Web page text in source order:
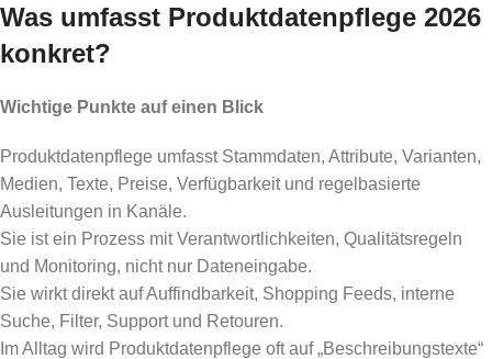
Was umfasst Produktdatenpflege 2026
konkret?
Wichtige Punkte auf einen Blick
Produktdatenpflege umfasst Stammdaten, Attribute, Varianten,
Medien, Texte, Preise, Verfügbarkeit und regelbasierte
Ausleitungen in Kanäle.
Sie ist ein Prozess mit Verantwortlichkeiten, Qualitätsregeln
und Monitoring, nicht nur Dateneingabe.
Sie wirkt direkt auf Auffindbarkeit, Shopping Feeds, interne
Suche, Filter, Support und Retouren.
Im Alltag wird Produktdatenpflege oft auf „Beschreibungstexte“